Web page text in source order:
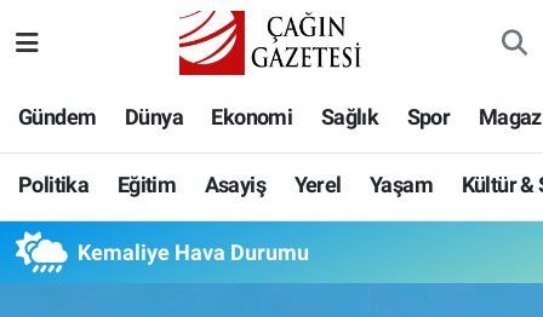
Gündem Dünya Ekonomi Sağlık Spor
Politika Eğitim Asayiş Yerel Yaşam Kültür &
Kemaliye Hava Durumu
Eğitim
Asayiş
Yerel
Hava Durumu
Namaz Vakitleri
Trafik Durumu